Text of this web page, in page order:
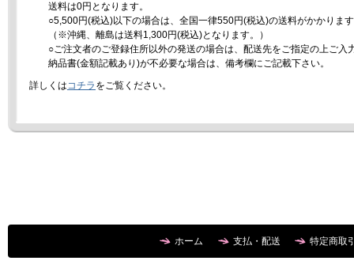
送料は0円となります。
○5,500円(税込)以下の場合は、全国一律550円(税込)の送料がかかりま
（※沖縄、離島は送料1,300円(税込)となります。）
○ご注文者のご登録住所以外の発送の場合は、配送先をご指定の上ご入
納品書(金額記載あり)が不必要な場合は、備考欄にご記載下さい。
詳しくはコチラ をご覧ください。
ホーム 支払・配送 特定商取